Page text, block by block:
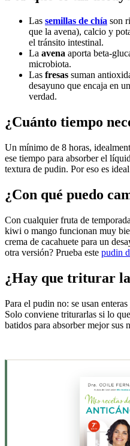
Las semillas de chía son
que la avena), calcio y
el tránsito intestinal.
La avena aporta beta-
microbiota.
Las fresas suman
desayuno que encaja en
verdad.
¿Cuánto tiempo
Un mínimo de 8 horas,
ese tiempo para absorber el
textura de pudin. Por eso es
¿Con qué puedo
Con cualquier fruta de
kiwi o mango funcionan muy
crema de cacahuete para un
otra versión? Prueba este pudin
¿Hay que triturar
Para el pudin no: se usan
Solo conviene triturarlas si lo
batidos para absorber mejor sus